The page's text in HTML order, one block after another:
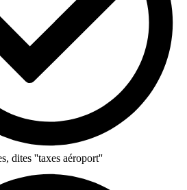
dites ''taxes aéroport''